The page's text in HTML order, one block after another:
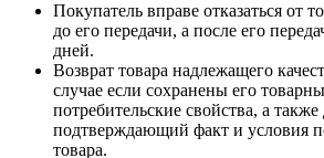
Покупатель вправе отказаться от
до его передачи, а после его
дней.
Возврат товара надлежащего
случае если сохранены его
потребительские свойства, а
подтверждающий факт и условия
товара.